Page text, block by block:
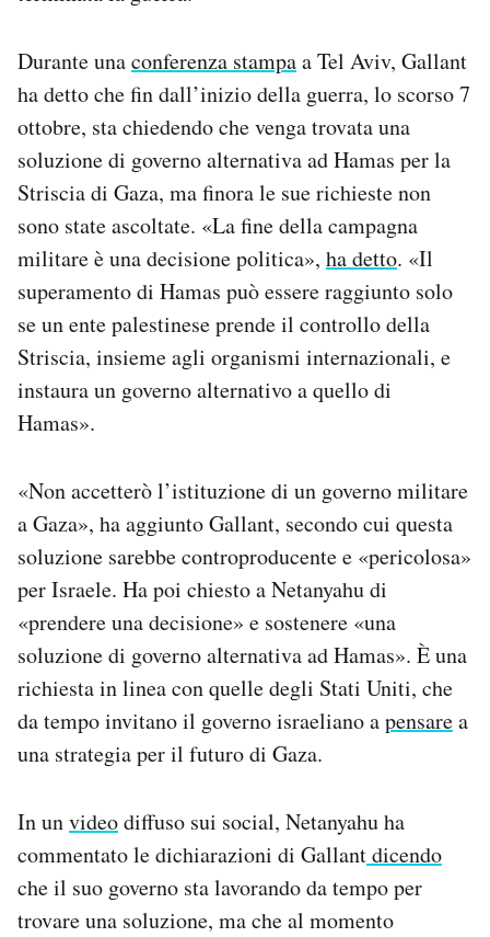
Durante unaconferenza stampaa Tel Aviv, Gallant
ha detto che fin dall’inizio della guerra, lo scorso 7
ottobre, sta chiedendo che venga trovata una
soluzione di governo alternativa ad Hamas per la
Striscia di Gaza, ma finora le sue richieste non
sono state ascoltate. «La fine della campagna
militare è una decisione politica», ha detto. «Il
superamento di Hamas può essere raggiunto solo
se un ente palestinese prende il controllo della
Striscia, insieme agli organismi internazionali, e
instaura un governo alternativo a quello di
Hamas».
«Non accetterò l’istituzione di un governo militare
a Gaza», ha aggiunto Gallant, secondo cui questa
soluzione sarebbe controproducente e «pericolosa»
per Israele. Ha poi chiesto a Netanyahu di
«prendere una decisione» e sostenere «una
soluzione di governo alternativa ad Hamas». È una
richiesta in linea con quelle degli Stati Uniti, che
da tempo invitano il governo israeliano apensarea
una strategia per il futuro di Gaza.
In unvideodiffuso sui social, Netanyahu ha
commentato le dichiarazioni di Gallantdicendo
che il suo governo sta lavorando da tempo per
trovare una soluzione, ma che al momento